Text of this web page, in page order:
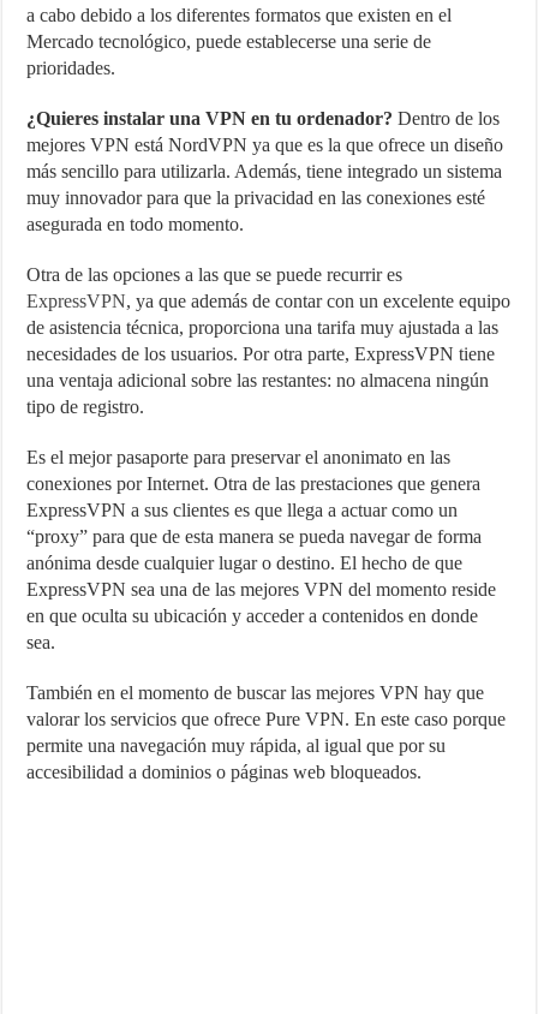
a cabo debido a los diferentes formatos que existen en el
Mercado tecnológico, puede establecerse una serie de
prioridades.
¿Quieres instalar una VPN en tu ordenador? Dentro de los
mejores VPN está NordVPN ya que es la que ofrece un diseño
más sencillo para utilizarla. Además, tiene integrado un sistema
muy innovador para que la privacidad en las conexiones esté
asegurada en todo momento.
Otra de las opciones a las que se puede recurrir es
ExpressVPN, ya que además de contar con un excelente equipo
de asistencia técnica, proporciona una tarifa muy ajustada a las
necesidades de los usuarios. Por otra parte, ExpressVPN tiene
una ventaja adicional sobre las restantes: no almacena ningún
tipo de registro.
Es el mejor pasaporte para preservar el anonimato en las
conexiones por Internet. Otra de las prestaciones que genera
ExpressVPN a sus clientes es que llega a actuar como un
“proxy” para que de esta manera se pueda navegar de forma
anónima desde cualquier lugar o destino. El hecho de que
ExpressVPN sea una de las mejores VPN del momento reside
en que oculta su ubicación y acceder a contenidos en donde
sea.
También en el momento de buscar las mejores VPN hay que
valorar los servicios que ofrece Pure VPN. En este caso porque
permite una navegación muy rápida, al igual que por su
accesibilidad a dominios o páginas web bloqueados.